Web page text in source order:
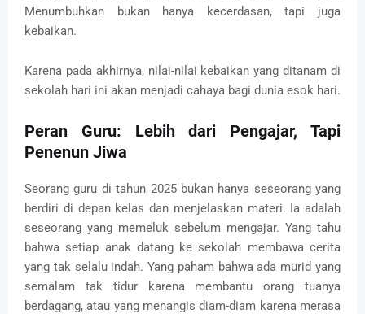
Menumbuhkan bukan hanya kecerdasan, tapi juga
kebaikan.
Karena pada akhirnya, nilai-nilai kebaikan yang ditanam di
sekolah hari ini akan menjadi cahaya bagi dunia esok hari.
Peran Guru: Lebih dari Pengajar, Tapi
Penenun Jiwa
Seorang guru di tahun 2025 bukan hanya seseorang yang
berdiri di depan kelas dan menjelaskan materi. Ia adalah
seseorang yang memeluk sebelum mengajar. Yang tahu
bahwa setiap anak datang ke sekolah membawa cerita
yang tak selalu indah. Yang paham bahwa ada murid yang
semalam tak tidur karena membantu orang tuanya
berdagang, atau yang menangis diam-diam karena merasa